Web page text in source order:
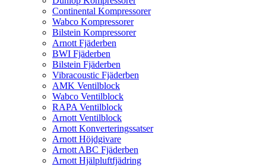
Continental Kompressorer
Wabco Kompressorer
Bilstein Kompressorer
Arnott Fjäderben
BWI Fjäderben
Bilstein Fjäderben
Vibracoustic Fjäderben
AMK Ventilblock
Wabco Ventilblock
RAPA Ventilblock
Arnott Ventilblock
Arnott Konverteringssatser
Arnott Höjdgivare
Arnott ABC Fjäderben
Arnott Hjälpluftfjädring